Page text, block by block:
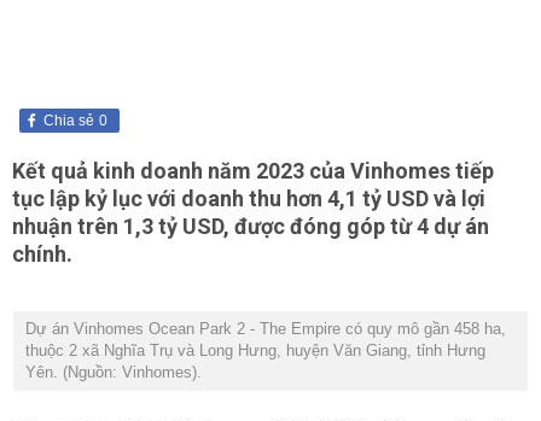
0
Chia sẻ
Kết quả kinh doanh năm 2023 của Vinhomes tiếp
tục lập kỷ lục với doanh thu hơn 4,1 tỷ USD và lợi
nhuận trên 1,3 tỷ USD, được đóng góp từ 4 dự án
chính.
Dự án Vinhomes Ocean Park 2 - The Empire có quy mô gần 458 ha,
thuộc 2 xã Nghĩa Trụ và Long Hưng, huyện Văn Giang, tỉnh Hưng
Yên. (Nguồn: Vinhomes).